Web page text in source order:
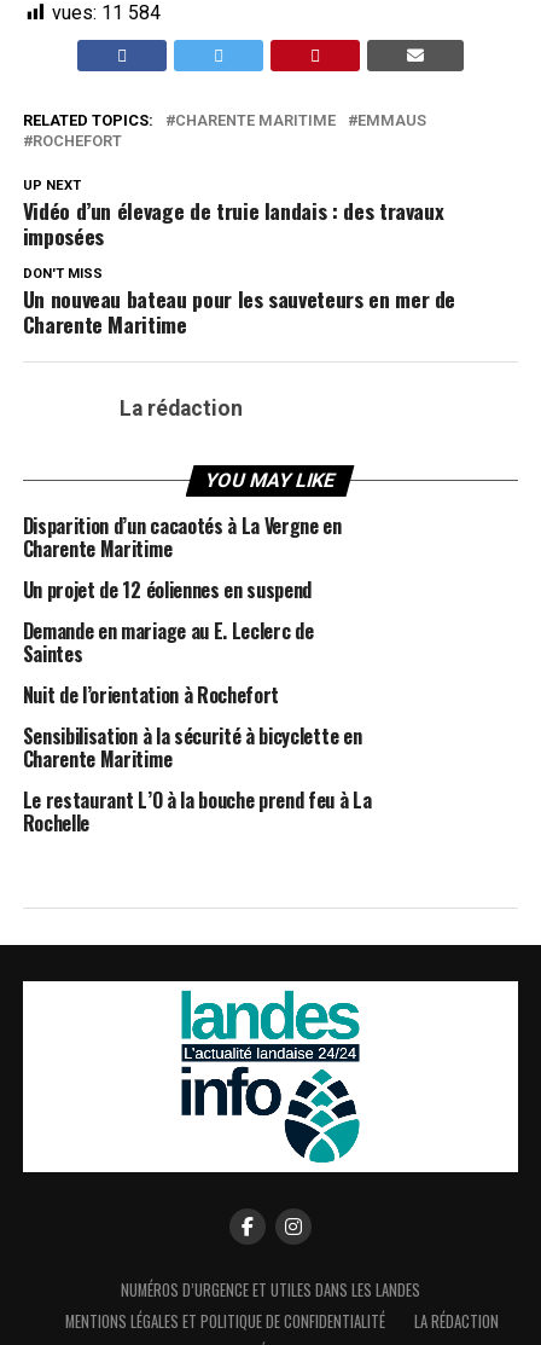
vues: 11 584
RELATED TOPICS: CHARENTE MARITIME
EMMAUS
ROCHEFORT
UP NEXT
Vidéo d’un élevage de truie landais : des travaux
imposées
DON'T MISS
Un nouveau bateau pour les sauveteurs en mer de
Charente Maritime
La rédaction
YOU MAY LIKE
Disparition d’un cacaotés à La Vergne en
Charente Maritime
Un projet de 12 éoliennes en suspend
Demande en mariage au E. Leclerc de
Saintes
Nuit de l’orientation à Rochefort
Sensibilisation à la sécurité à bicyclette en
Charente Maritime
Le restaurant L’O à la bouche prend feu à La
Rochelle
NUMÉROS D’URGENCE ET UTILES DANS LES LANDES
MENTIONS LÉGALES ET POLITIQUE DE CONFIDENTIALITÉ
LA RÉDACTION